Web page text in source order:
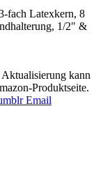
fach Latexkern, 8
1/2" &
kann
Produktseite.
Email